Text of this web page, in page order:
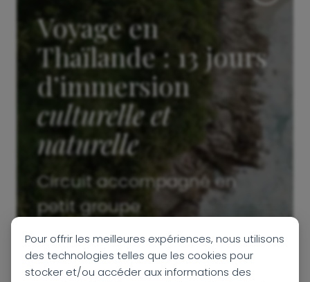
Pour offrir les meilleures expériences, nous utilisons
des technologies telles que les cookies pour
stocker et/ou accéder aux informations des
Voyage en
Thaïlande : 13 jours
d’immersion
culturelle et
naturelle
Circuit accompagné en
petit groupe
13 jours